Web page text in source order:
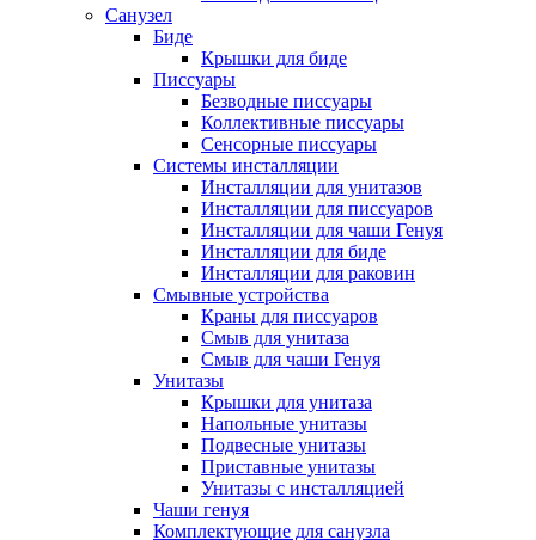
Санузел
Биде
Крышки для биде
Писсуары
Безводные писсуары
Коллективные писсуары
Сенсорные писсуары
Системы инсталляции
Инсталляции для унитазов
Инсталляции для писсуаров
Инсталляции для чаши Генуя
Инсталляции для биде
Инсталляции для раковин
Смывные устройства
Краны для писсуаров
Смыв для унитаза
Смыв для чаши Генуя
Унитазы
Крышки для унитаза
Напольные унитазы
Подвесные унитазы
Приставные унитазы
Унитазы с инсталляцией
Чаши генуя
Комплектующие для санузла